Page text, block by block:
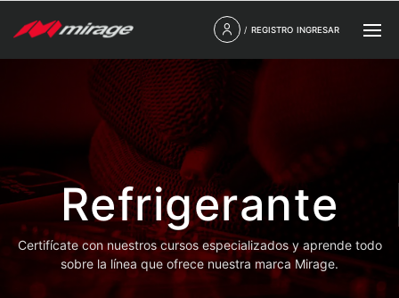
/ REGISTRO INGRESAR
Refrigerante
Certifícate con nuestros cursos especializados y aprende todo
sobre la línea que ofrece nuestra marca Mirage.